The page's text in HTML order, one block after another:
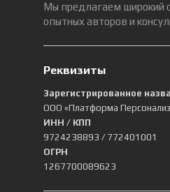
Мы предлагаем широкий
опытных авторов и
Реквизиты
Зарегистрированное
ООО «Платформа
ИНН / КПП
9724238893 / 772401001
ОГРН
1267700089623